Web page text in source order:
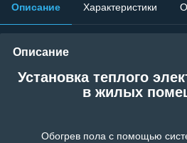
Описание Характеристики
Описание
Установка теплого
в жилых
Обогрев пола с помощью